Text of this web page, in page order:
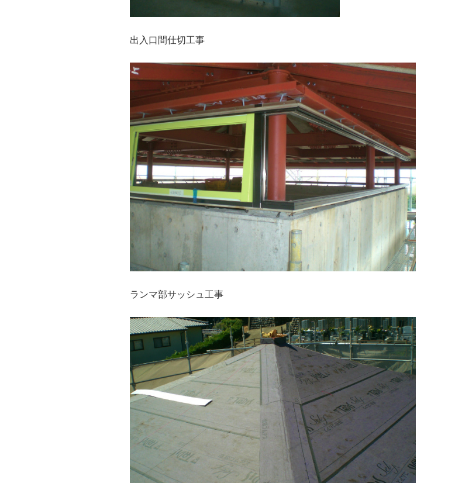
出入口間仕切工事
ランマ部サッシュ工事